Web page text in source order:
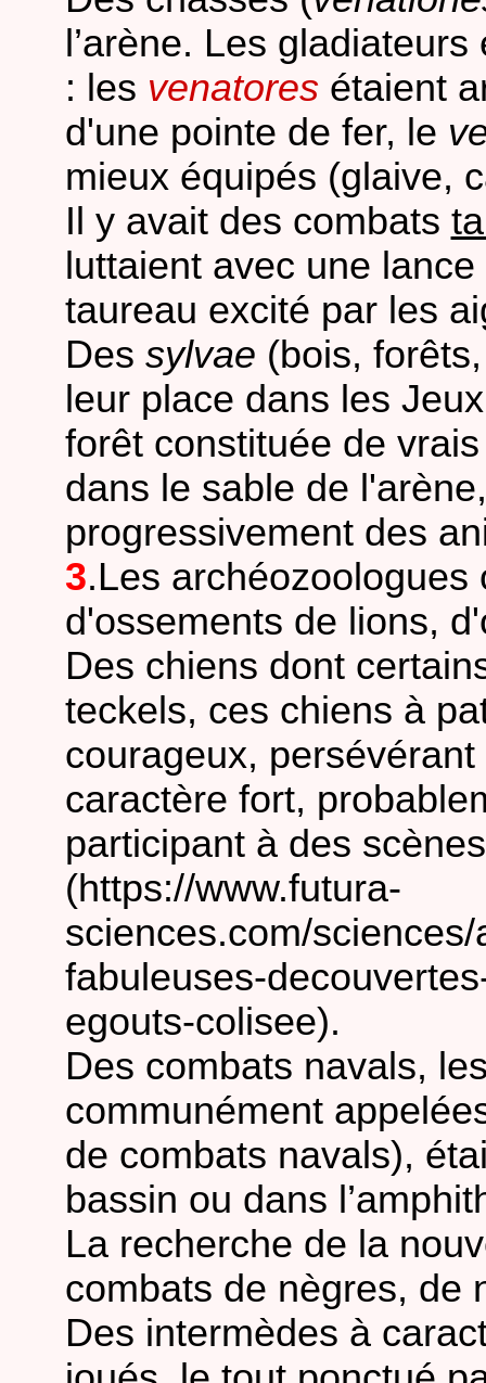
l’arène. Les
: les venatoresétaient
d'une pointe de fer, le
mieux équipés (glaive,
Il y avait des combats
luttaient avec une
taureau excité par les
Des sylvae (bois,
leur place dans les
forêt constituée de
dans le sable de
progressivement des
3.Les
d'ossements de lions,
Des chiens dont
teckels, ces chiens à
courageux,
caractère fort,
participant à des
(https://www.futura-
sciences.com/
fabuleuses-
egouts-colisee).
Des combats navals,
communément
de combats navals),
bassin ou dans
La recherche de la
combats de nègres, de
Des intermèdes à